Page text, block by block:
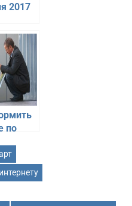
2017
на
в
Зачем
и
по
2017
и